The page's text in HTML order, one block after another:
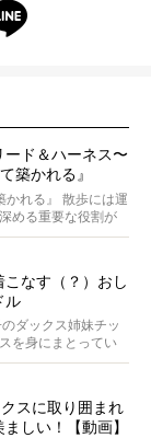
ード＆ハーネス〜
築かれる』
かれる』 散歩には運
める重要な役割が
なす（？）おし
ル
ダックス姉妹チッ
を身にまとってい
スに取り囲まれ
しい！【動画】